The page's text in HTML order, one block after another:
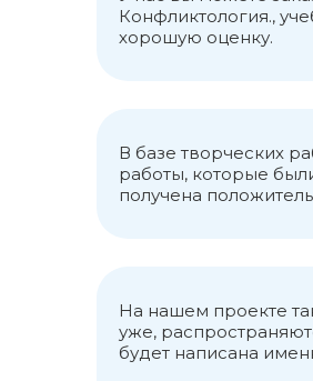
Конфликтология.,
хорошую оценку.
В базе творческих
работы, которые
получена
На нашем проекте
уже,
будет написана